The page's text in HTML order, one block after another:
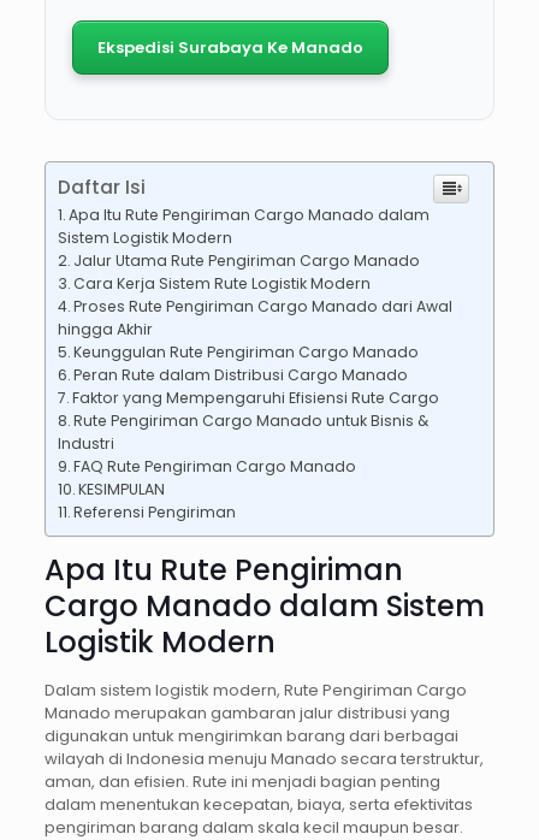
Ekspedisi Surabaya Ke Manado
Daftar Isi
Apa Itu Rute Pengiriman Cargo Manado dalam
Sistem Logistik Modern
Jalur Utama Rute Pengiriman Cargo Manado
Cara Kerja Sistem Rute Logistik Modern
Proses Rute Pengiriman Cargo Manado dari Awal
hingga Akhir
Keunggulan Rute Pengiriman Cargo Manado
Peran Rute dalam Distribusi Cargo Manado
Faktor yang Mempengaruhi Efisiensi Rute Cargo
Rute Pengiriman Cargo Manado untuk Bisnis &
Industri
FAQ Rute Pengiriman Cargo Manado
KESIMPULAN
Referensi Pengiriman
Apa Itu Rute Pengiriman
Cargo Manado dalam Sistem
Logistik Modern
Dalam sistem logistik modern, Rute Pengiriman Cargo
Manado merupakan gambaran jalur distribusi yang
digunakan untuk mengirimkan barang dari berbagai
wilayah di Indonesia menuju Manado secara terstruktur,
aman, dan efisien. Rute ini menjadi bagian penting
dalam menentukan kecepatan, biaya, serta efektivitas
pengiriman barang dalam skala kecil maupun besar.